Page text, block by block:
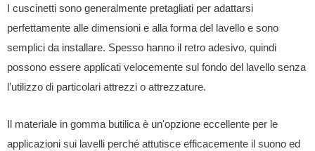
I cuscinetti sono generalmente pretagliati per adattarsi
perfettamente alle dimensioni e alla forma del lavello e sono
semplici da installare. Spesso hanno il retro adesivo, quindi
possono essere applicati velocemente sul fondo del lavello senza
l’utilizzo di particolari attrezzi o attrezzature.
Il materiale in gomma butilica è un'opzione eccellente per le
applicazioni sui lavelli perché attutisce efficacemente il suono ed